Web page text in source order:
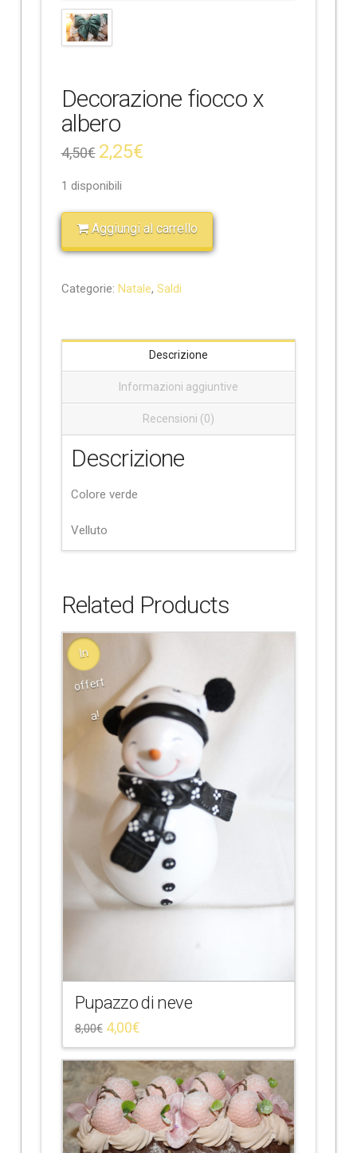
e
Decorazione fiocco x
albero
4,50€ 2,25€
1 disponibili
Aggiungi al carrello
Categorie: Natale, Saldi
Descrizione
Informazioni aggiuntive
Recensioni (0)
Descrizione
Colore verde
Velluto
Related Products
In
offert
a!
Pupazzo di neve
8,00€ 4,00€